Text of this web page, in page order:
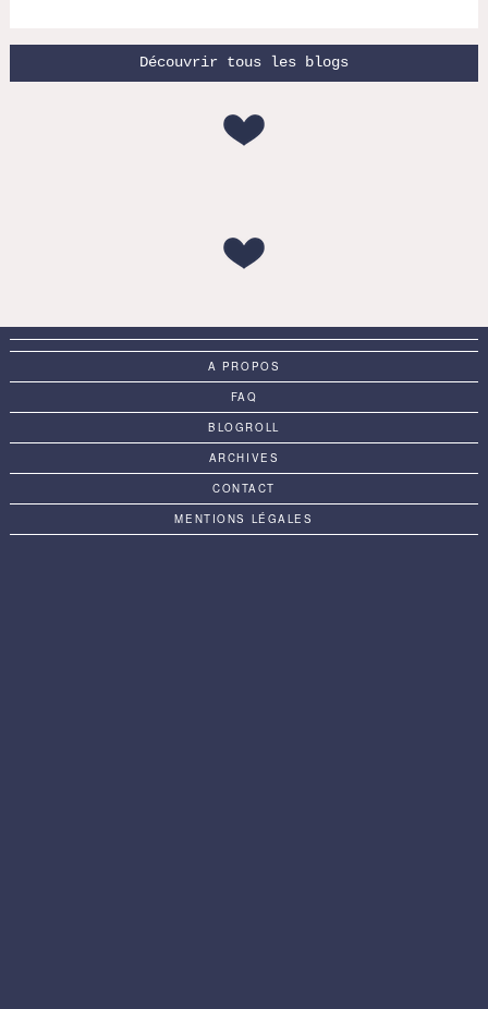
Découvrir tous les blogs
A PROPOS
FAQ
BLOGROLL
ARCHIVES
CONTACT
MENTIONS LÉGALES